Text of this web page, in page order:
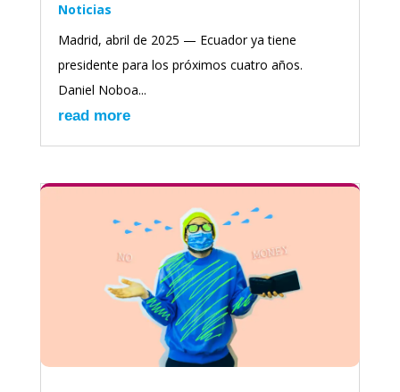
Noticias
Madrid, abril de 2025 — Ecuador ya tiene
presidente para los próximos cuatro años.
Daniel Noboa...
read more